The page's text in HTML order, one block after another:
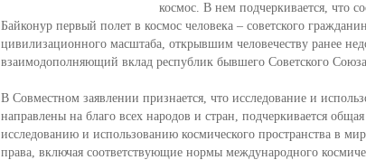
космос. В нем подчеркивается, что
Байконур первый полет в космос человека – советского
цивилизационного масштаба, открывшим человечеству ранее
взаимодополняющий вклад республик бывшего Советского Союза
В Совместном заявлении признается, что исследование и
направлены на благо всех народов и стран, подчеркивается
исследованию и использованию космического пространства в
права, включая соответствующие нормы международного